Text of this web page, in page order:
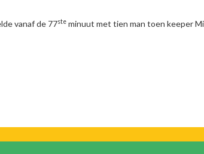
vanaf de 77ste minuut met tien man toen keeper